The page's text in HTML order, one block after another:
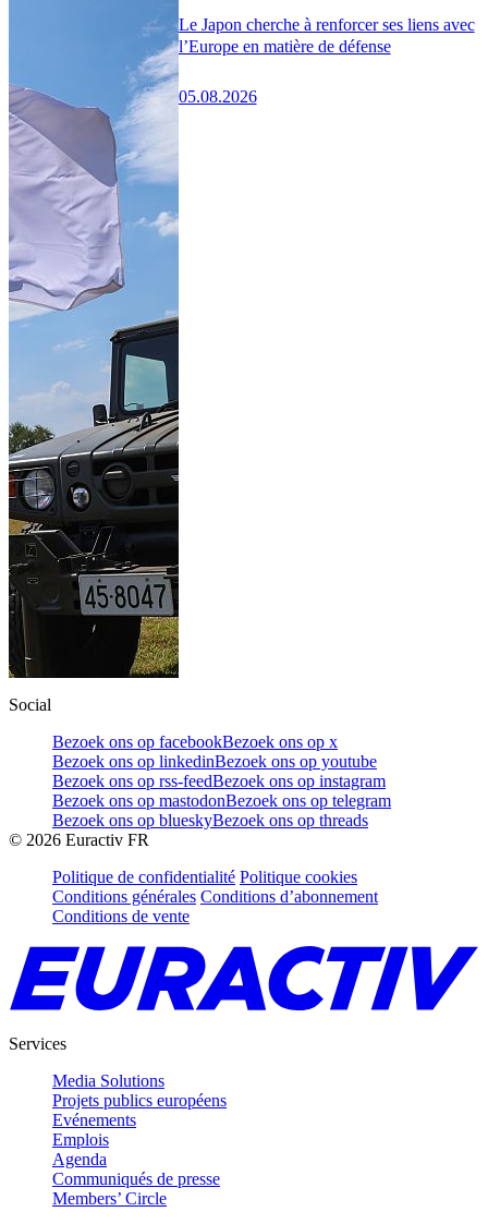
Le Japon cherche à renforcer ses liens avec
l’Europe en matière de défense
05.08.2026
Social
Bezoek ons op facebookBezoek ons op x
Bezoek ons op linkedinBezoek ons op youtube
Bezoek ons op rss-feedBezoek ons op instagram
Bezoek ons op mastodonBezoek ons op telegram
Bezoek ons op blueskyBezoek ons op threads
© 2026 Euractiv FR
Politique de confidentialité Politique cookies
Conditions générales Conditions d’abonnement
Conditions de vente
Services
Media Solutions
Projets publics européens
Evénements
Emplois
Agenda
Communiqués de presse
Members’ Circle